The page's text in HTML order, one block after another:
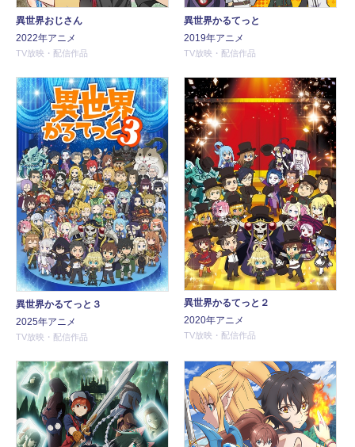
異世界おじさん
2022年アニメ
TV放映・配信作品
異世界かるてっと
2019年アニメ
TV放映・配信作品
異世界かるてっと３
2025年アニメ
TV放映・配信作品
異世界かるてっと２
2020年アニメ
TV放映・配信作品